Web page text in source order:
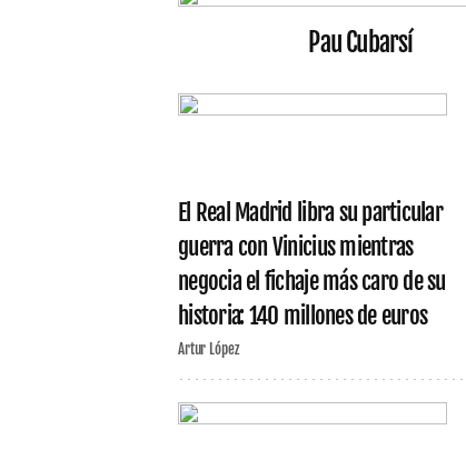
Pau Cubarsí
El Real Madrid libra su particular
guerra con Vinicius mientras
negocia el fichaje más caro de su
historia: 140 millones de euros
Artur López